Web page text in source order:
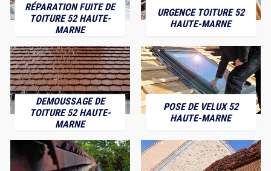
RÉPARATION FUITE DE
TOITURE 52 HAUTE-
MARNE
URGENCE TOITURE 52
HAUTE-MARNE
DEMOUSSAGE DE
TOITURE 52 HAUTE-
MARNE
POSE DE VELUX 52
HAUTE-MARNE